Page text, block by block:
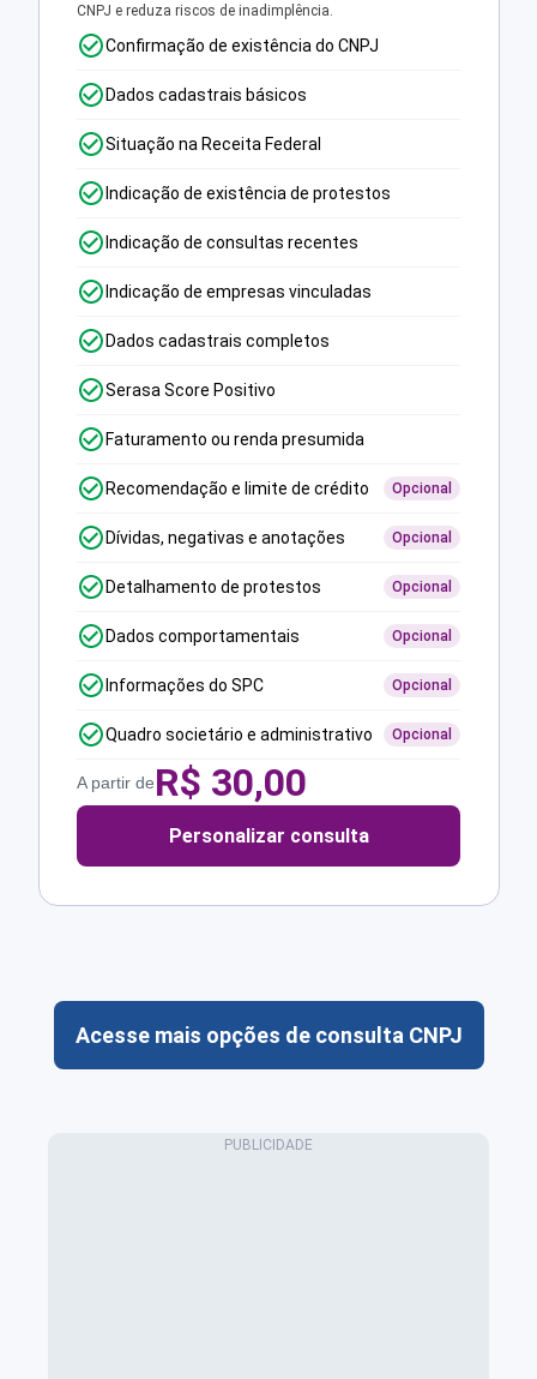
CNPJ e reduza riscos de inadimplência.
Confirmação de existência do CNPJ
Dados cadastrais básicos
Situação na Receita Federal
Indicação de existência de protestos
Indicação de consultas recentes
Indicação de empresas vinculadas
Dados cadastrais completos
Serasa Score Positivo
Faturamento ou renda presumida
Recomendação e limite de crédito Opcional
Dívidas, negativas e anotações Opcional
Detalhamento de protestos Opcional
Dados comportamentais Opcional
Informações do SPC Opcional
Quadro societário e administrativo Opcional
A partir deR$ 30,00
Personalizar consulta
Acesse mais opções de consulta CNPJ